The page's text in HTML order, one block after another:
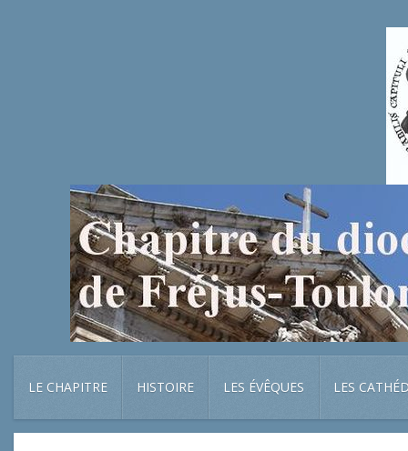
LE CHAPITRE HISTOIRE LES ÉVÊQUES LES